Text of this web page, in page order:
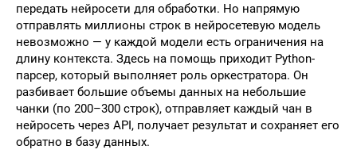
передать нейросети для обработки. Но напрямую
отправлять миллионы строк в нейросетевую модель
невозможно — у каждой модели есть ограничения на
длину контекста. Здесь на помощь приходит Python-
парсер, который выполняет роль оркестратора. Он
разбивает большие объемы данных на небольшие
чанки (по 200–300 строк), отправляет каждый чан в
нейросеть через API, получает результат и сохраняет его
обратно в базу данных.